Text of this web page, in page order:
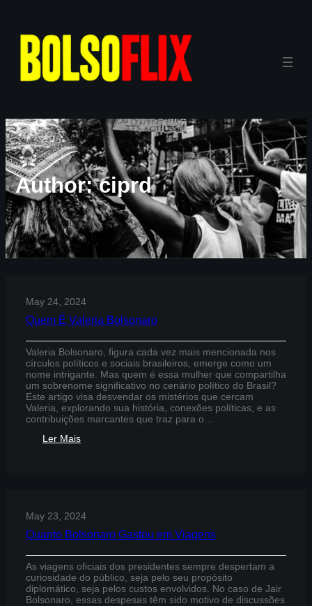
Author:ciprd
May 24, 2024
Quem É Valeria Bolsonaro
Valeria Bolsonaro, figura cada vez mais mencionada nos
círculos políticos e sociais brasileiros, emerge como um
nome intrigante. Mas quem é essa mulher que compartilha
um sobrenome significativo no cenário político do Brasil?
Este artigo visa desvendar os mistérios que cercam
Valeria, explorando sua história, conexões políticas, e as
contribuições marcantes que traz para o…
Ler Mais:
May 23, 2024
Quanto Bolsonaro Gastou em Viagens
As viagens oficiais dos presidentes sempre despertam a
curiosidade do público, seja pelo seu propósito
diplomático, seja pelos custos envolvidos. No caso de Jair
Bolsonaro, essas despesas têm sido motivo de discussões